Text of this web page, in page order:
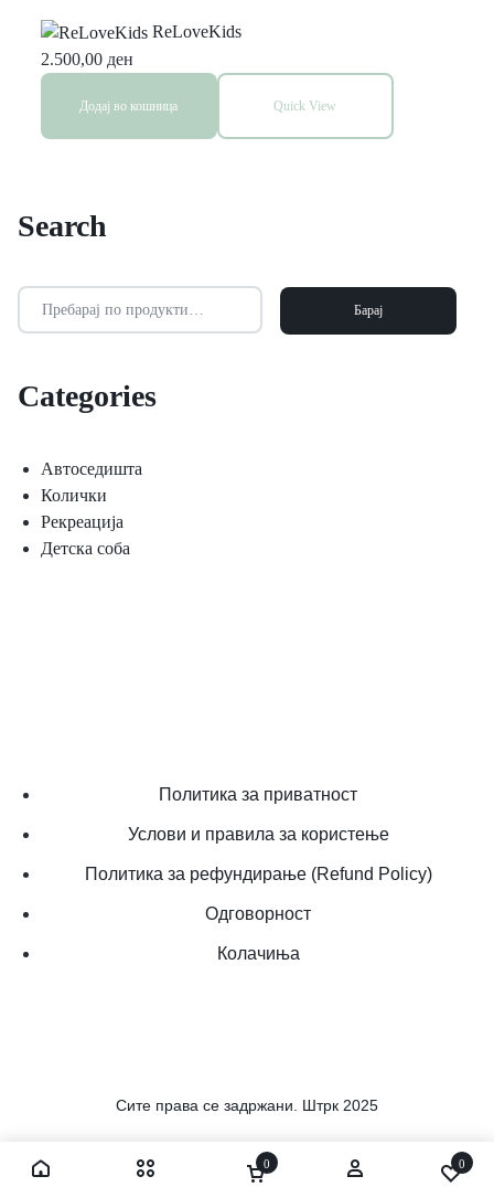
креветче Moni
ReLoveKids
2.500,00 ден
Додај во кошница Quick View
Search
Барај
Categories
Автоседишта
Колички
Рекреација
Детска соба
Политика за приватност
Услови и правила за користење
Политика за рефундирање (Refund Policy)
Одговорност
Колачиња
Сите права се задржани. Штрк 2025
0 0